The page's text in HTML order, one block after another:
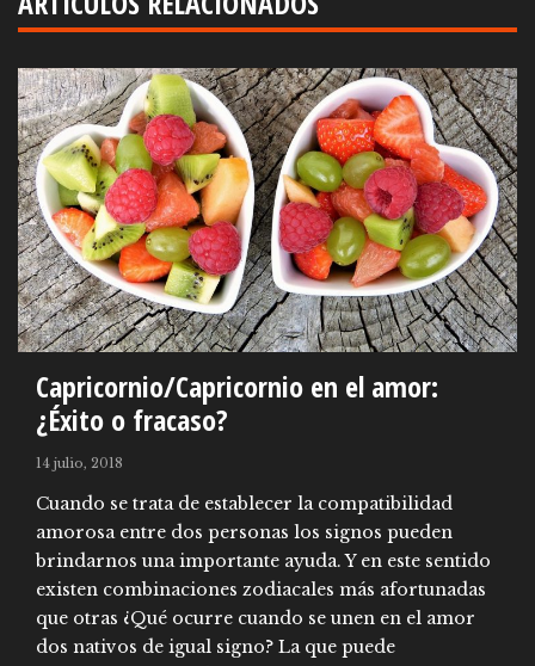
Capricornio/Capricornio en el amor:
¿Éxito o fracaso?
14 julio, 2018
Cuando se trata de establecer la compatibilidad
amorosa entre dos personas los signos pueden
brindarnos una importante ayuda. Y en este sentido
existen combinaciones zodiacales más afortunadas
que otras ¿Qué ocurre cuando se unen en el amor
dos nativos de igual signo? La que puede